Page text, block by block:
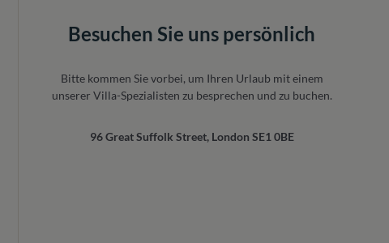
Besuchen Sie uns persönlich
Bitte kommen Sie vorbei, um Ihren Urlaub mit einem
unserer Villa-Spezialisten zu besprechen und zu buchen.
96 Great Suffolk Street, London SE1 0BE